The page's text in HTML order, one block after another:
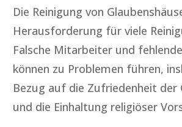
Die Reinigung von
Herausforderung für viele
Falsche Mitarbeiter und
können zu Problemen führen,
Bezug auf die Zufriedenheit der
und die Einhaltung religiöser